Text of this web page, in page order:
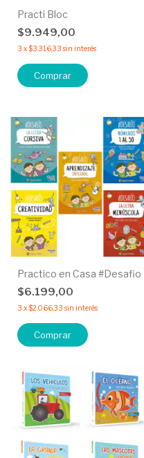
Practi Bloc
$9.949,00
3 x$3.316,33 sin interés
Comprar
Practico en Casa #Desafio
$6.199,00
3 x$2.066,33 sin interés
Comprar